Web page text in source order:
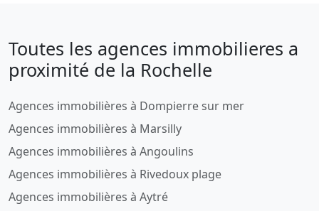
Toutes les agences immobilieres a
proximité de la Rochelle
Agences immobilières à Dompierre sur mer
Agences immobilières à Marsilly
Agences immobilières à Angoulins
Agences immobilières à Rivedoux plage
Agences immobilières à Aytré